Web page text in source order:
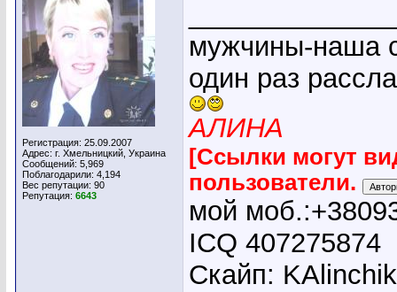
Регистрация: 25.09.2007
Адрес: г. Хмельницкий, Украина
Сообщений: 5,969
Поблагодарили: 4,194
Вес репутации: 90
Репутация: 6643
мужчины-наша
один раз
АЛИНА
[Ссылки могут
пользователи.
мой
ICQ 407275874
Скайп: